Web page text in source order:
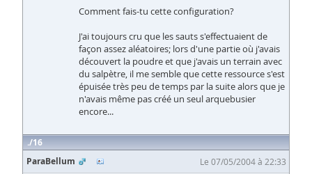
Comment fais-tu cette configuration?
J'ai toujours cru que les sauts s'effectuaient de
façon assez aléatoires; lors d'une partie où j'avais
découvert la poudre et que j'avais un terrain avec
du salpètre, il me semble que cette ressource s'est
épuisée très peu de temps par la suite alors que je
n'avais même pas créé un seul arquebusier
encore...
16
ParaBellum
Le 07/05/2004 à 22:33